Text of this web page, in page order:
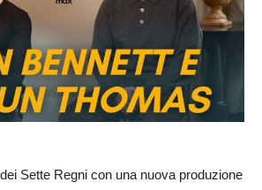
Sette Regni con una nuova produzione